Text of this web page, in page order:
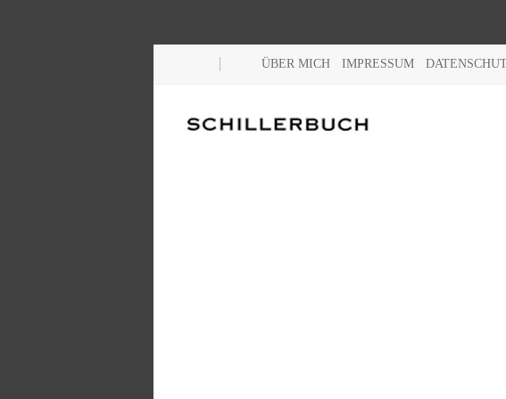
ÜBER MICH IMPRESSUM